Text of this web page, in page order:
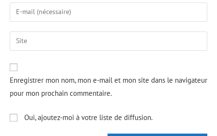
Enregistrer mon nom, mon e-mail et mon site dans le navigateur
pour mon prochain commentaire.
Oui, ajoutez-moi à votre liste de diffusion.